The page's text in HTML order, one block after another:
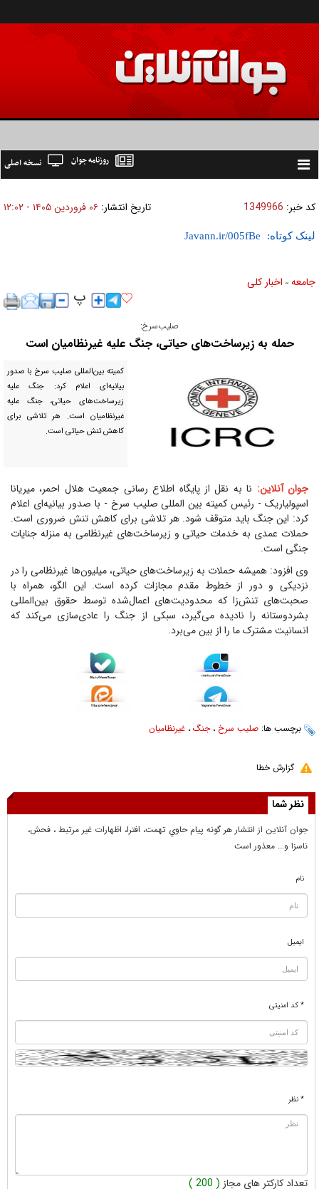
Toggle
نسخه اصلی روزنامه جوان
کد خبر: 1349966 تاریخ انتشار: ۰۶ فروردين ۱۴۰۵ - ۱۲:۰۲
لینک کوتاه:
جامعه » اخبار كلی
صلیب‌سرخ:
حمله به زیرساخت‌های حیاتی، جنگ علیه غیرنظامیان است
کمیته بین‌المللی صلیب سرخ با صدور
بیانیه‌ای اعلام کرد: جنگ علیه
زیرساخت‌های حیاتی، جنگ علیه
غیرنظامیان است. هر تلاشی برای
کاهش تنش حیاتی است.
جوان آنلاین: نا به نقل از پایگاه اطلاع رسانی جمعیت هلال احمر، میریانا
اسپولیاریک - رئیس کمیته بین المللی صلیب سرخ - با صدور بیانیه‌ای اعلام
کرد: این جنگ باید متوقف شود. هر تلاشی برای کاهش تنش ضروری است.
حملات عمدی به خدمات حیاتی و زیرساخت‌های غیرنظامی به منزله جنایات
جنگی است.
وی افزود: همیشه حملات به زیرساخت‌های حیاتی، میلیون‌ها غیرنظامی را در
نزدیکی و دور از خطوط مقدم مجازات کرده است. این الگو، همراه با
صحبت‌های تنش‌زا که محدودیت‌های اعمال‌شده توسط حقوق بین‌المللی
بشردوستانه را نادیده می‌گیرد، سبکی از جنگ را عادی‌سازی می‌کند که
انسانیت مشترک ما را از بین می‌برد.
برچسب ها: صلیب سرخ ،جنگ ، غیرنظامیان
گزارش خطا
نظر شما
جوان آنلاين از انتشار هر گونه پيام حاوي تهمت، افترا، اظهارات غير مرتبط ، فحش،
ناسزا و... معذور است
نام
ایمیل
* کد امنیتی
* نظر
تعداد کارکتر های مجاز ( 200 )